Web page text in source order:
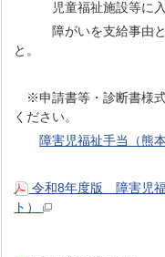
児童福祉施設等に入
障がいを支給事由とす
と。
※申請書等・診断書様
ください。
障害児福祉手当（熊
令和8年度版 障害児
ト）